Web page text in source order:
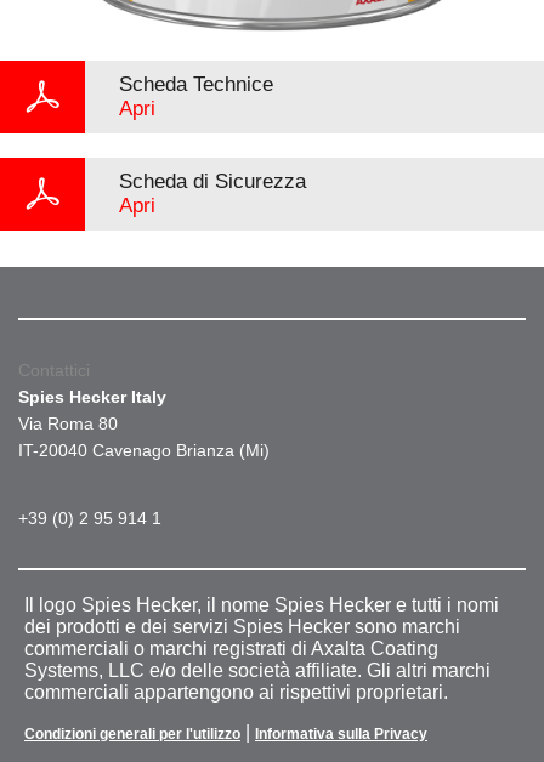
Scheda Technice
Apri
Scheda di Sicurezza
Apri
Contattici
Spies Hecker Italy
Via Roma 80
IT-20040 Cavenago Brianza (Mi)
+39 (0) 2 95 914 1
Il logo Spies Hecker, il nome Spies Hecker e tutti i nomi
dei prodotti e dei servizi Spies Hecker sono marchi
commerciali o marchi registrati di Axalta Coating
Systems, LLC e/o delle società affiliate. Gli altri marchi
commerciali appartengono ai rispettivi proprietari.
Condizioni generali per l'utilizzo Informativa sulla Privacy